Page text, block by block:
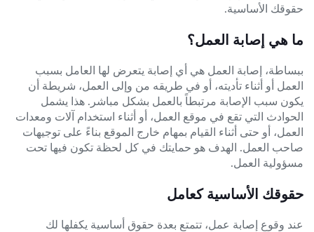
حقوقك الأساسية.
ما هي إصابة العمل؟
ببساطة، إصابة العمل هي أي إصابة يتعرض لها العامل بسبب
العمل أو أثناء تأديته، أو في طريقه من وإلى العمل، شريطة أن
يكون سبب الإصابة مرتبطاً بالعمل بشكل مباشر. هذا يشمل
الحوادث التي تقع في موقع العمل، أو أثناء استخدام آلات ومعدات
العمل، أو حتى أثناء القيام بمهام خارج الموقع بناءً على توجيهات
صاحب العمل. الهدف هو حمايتك في كل لحظة تكون فيها تحت
مسؤولية العمل.
حقوقك الأساسية كعامل
عند وقوع إصابة عمل، تتمتع بعدة حقوق أساسية يكفلها لك